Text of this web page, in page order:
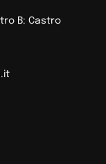
B: Castro